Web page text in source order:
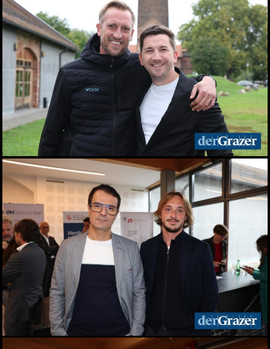
Nationalelf
02.07.2026
Die Innenstadt wurde zum
Laufsteg
29.06.2026
Live aus dem Rathaus:
Das war Wahlsonntag in
Graz 2026, TEIL 2
28.06.2026
Live aus dem Rathaus:
Das war Wahlsonntag in
Graz 2026, TEIL 1
28.06.2026
Pride: Graz feierte bei der
CSD-Parade unterm
27.06.2026
Das war das sFinks
Sommerfest 2026
27.06.2026
Latin Live am Grazer
Lendplatz
25.06.2026
Fun while it lasted -
Augartenfest 2026 fiel ins
Wasser